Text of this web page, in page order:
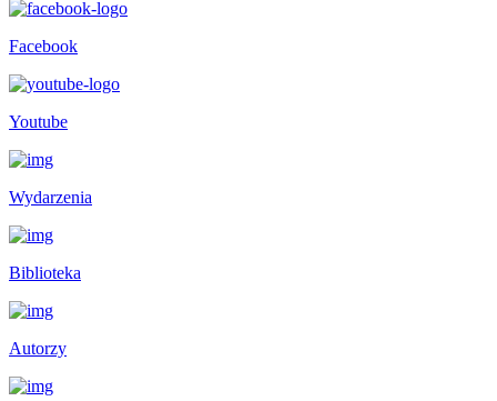
Facebook
Youtube
Wydarzenia
Biblioteka
Autorzy